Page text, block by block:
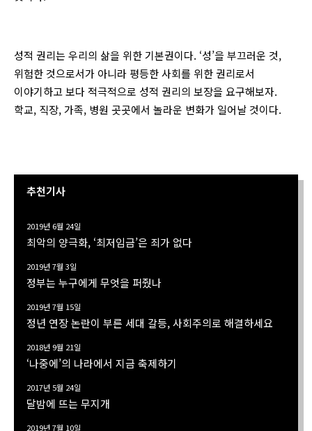
성적 권리는 우리의 삶을 위한 기본권이다. ‘성’을 부끄러운 것,
위험한 것으로서가 아니라 평등한 사회를 위한 권리로서
이야기하고 보다 적극적으로 성적 권리의 보장을 요구해보자.
학교, 직장, 가족, 병원 곳곳에서 놀라운 변화가 일어날 것이다.
추천기사
2019년 6월 24일
최악의 양극화, ‘최저임금’은 죄가 없다
2019년 7월 3일
정부는 누구에게 무엇을 퍼줬나
2019년 7월 15일
정년 연장 논란이 부른 세대 갈등, 사회주의로 해결하세요
2018년 9월 21일
‘나중에’의 나라에서 지금 축제하기
2017년 5월 24일
달밤에 뜨는 무지개
2019년 7월 10일